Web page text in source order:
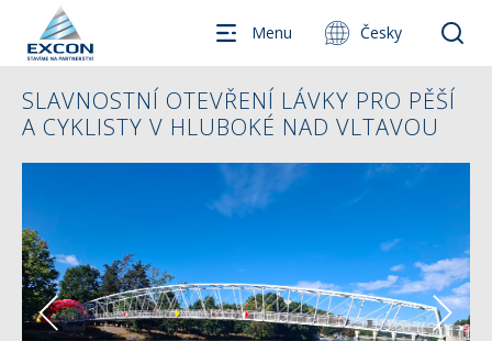
Menu Česky
SLAVNOSTNÍ OTEVŘENÍ LÁVKY PRO PĚŠÍ
A CYKLISTY V HLUBOKÉ NAD VLTAVOU